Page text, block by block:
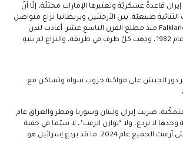
قاعدةً عسكريّة وتعتبرها الإمارات محتلّة، إلّا أنّ
طبيعيّة. بين الأرجنتين وبريطانيا نزاع متواصل
على جزيرة Falklands/Malvinas منذ مطلع القرن التاسع عشر. أعادت لندن
ينتهِ.
دور الجيش على مواكبة حروب سواه وتساكن مع
ضربت إيران ولبنان وسوريا وقطر والعراق عام
وحدها لا تردع، ولا “توازن الرعب”، لا سيّما في حقبة
التكنولوجيا المتطوّرة التي أرعبت الجميع عام 2024. ما قد يردع إسرائيل هو